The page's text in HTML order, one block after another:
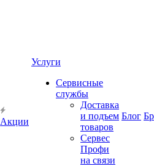
Акции
Услуги
Сервисные
службы
Доставка
и подъем
товаров
Сервес
Профи
на связи
Блог